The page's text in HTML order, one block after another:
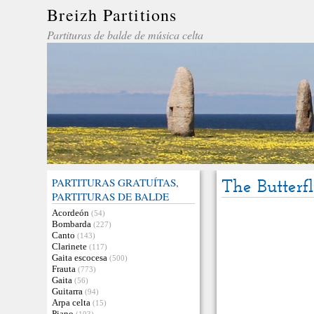
Breizh Partitions
Partituras de balde de música celta
PARTITURAS GRATUÍTAS,
PARTITURAS DE BALDE
Acordeón (54)
Bombarda (227)
Canto (143)
Clarinete (117)
Gaita escocesa (500)
Frauta (773)
Gaita (56)
Guitarra (94)
Arpa celta (15)
The